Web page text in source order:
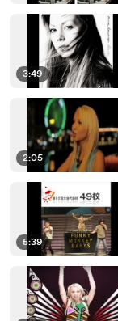
3:49
2:05
5:39